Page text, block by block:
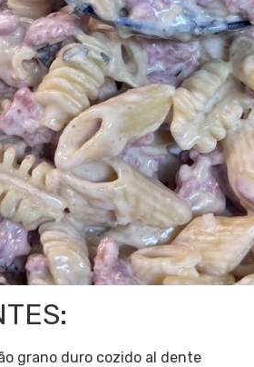
grano duro cozido al dente